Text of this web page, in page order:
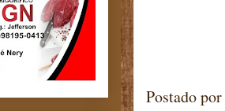
Postado por